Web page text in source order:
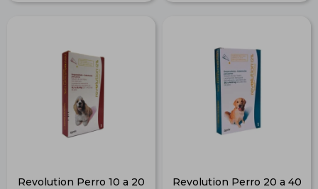
Revolution Perro 10 a 20
Revolution Perro 20 a 40